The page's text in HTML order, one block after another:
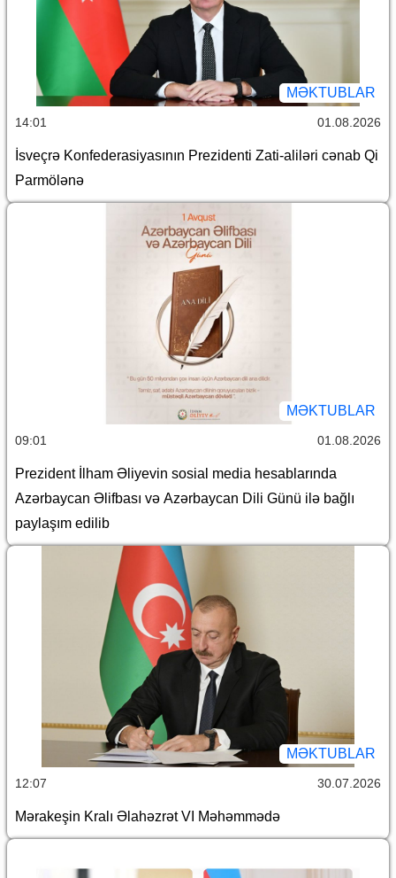
MƏKTUBLAR
14:01 01.08.2026
İsveçrə Konfederasiyasının Prezidenti Zati-aliləri cənab Qi
Parmölənə
MƏKTUBLAR
09:01 01.08.2026
Prezident İlham Əliyevin sosial media hesablarında
Azərbaycan Əlifbası və Azərbaycan Dili Günü ilə bağlı
paylaşım edilib
MƏKTUBLAR
12:07 30.07.2026
Mərakeşin Kralı Əlahəzrət VI Məhəmmədə